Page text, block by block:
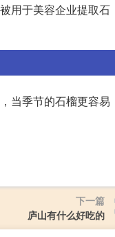
用于美容企业提取石
当季节的石榴更容易
下一篇
庐山有什么好吃的